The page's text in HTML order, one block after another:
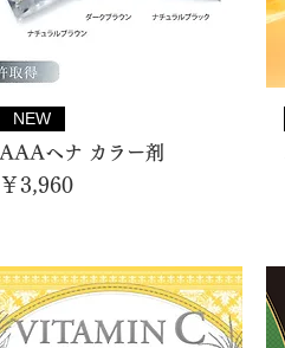
NEW
AAAヘナ カラー剤
価格
￥3,960